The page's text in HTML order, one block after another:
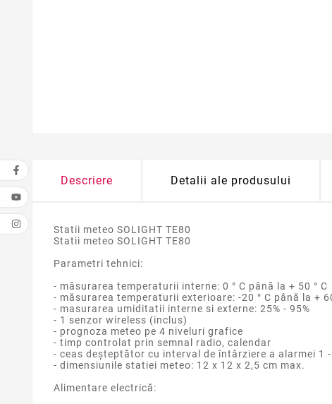
Descriere Detalii ale produsului
Statii meteo SOLIGHT TE80
Statii meteo SOLIGHT TE80
Parametri tehnici:
- măsurarea temperaturii interne: 0 ° C până la + 50 ° C
- măsurarea temperaturii exterioare: -20 ° C până la +
- masurarea umiditatii interne si externe: 25% - 95%
- 1 senzor wireless (inclus)
- prognoza meteo pe 4 niveluri grafice
- timp controlat prin semnal radio, calendar
- ceas deşteptător cu interval de întârziere a alarmei 1
- dimensiunile statiei meteo: 12 x 12 x 2,5 cm max.
Alimentare electrică: